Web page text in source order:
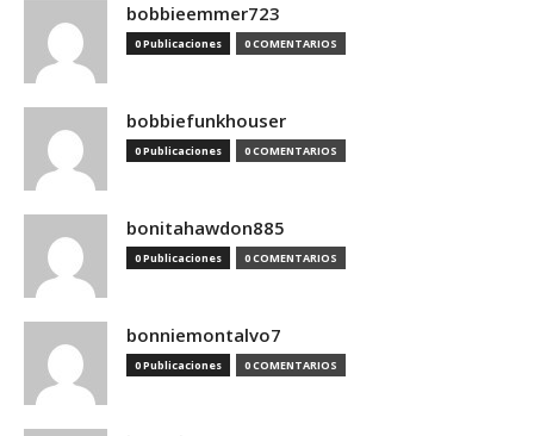
bobbieemmer723
0 Publicaciones 0 COMENTARIOS
bobbiefunkhouser
0 Publicaciones 0 COMENTARIOS
bonitahawdon885
0 Publicaciones 0 COMENTARIOS
bonniemontalvo7
0 Publicaciones 0 COMENTARIOS